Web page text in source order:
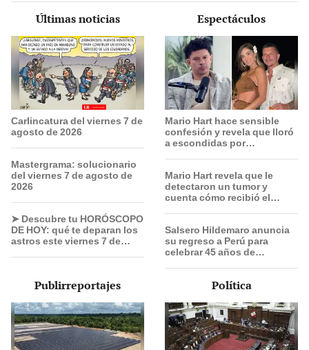
Últimas noticias
Carlincatura del viernes 7 de
agosto de 2026
Mastergrama: solucionario
del viernes 7 de agosto de
2026
➤ Descubre tu HORÓSCOPO
DE HOY: qué te deparan los
astros este viernes 7 de
Espectáculos
Mario Hart hace sensible
confesión y revela que lloró
a escondidas por
Ella no me ha visto"
Mario Hart revela que le
detectaron un tumor y
cuenta cómo recibió el
Salsero Hildemaro anuncia
su regreso a Perú para
celebrar 45 años de
todos ustedes”
Publirreportajes Política